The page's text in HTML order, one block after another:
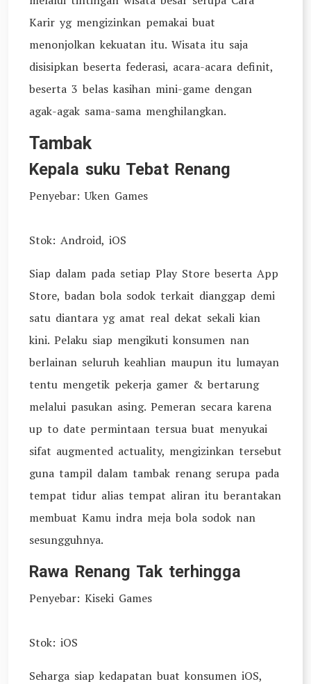
Karir yg mengizinkan pemakai buat
menonjolkan kekuatan itu. Wisata itu saja
disisipkan beserta federasi, acara-acara definit,
beserta 3 belas kasihan mini-game dengan
agak-agak sama-sama menghilangkan.
Tambak
Kepala suku Tebat Renang
Penyebar: Uken Games
Stok: Android, iOS
Siap dalam pada setiap Play Store beserta App
Store, badan bola sodok terkait dianggap demi
satu diantara yg amat real dekat sekali kian
kini. Pelaku siap mengikuti konsumen nan
berlainan seluruh keahlian maupun itu lumayan
tentu mengetik pekerja gamer & bertarung
melalui pasukan asing. Pemeran secara karena
up to date permintaan tersua buat menyukai
sifat augmented actuality, mengizinkan tersebut
guna tampil dalam tambak renang serupa pada
tempat tidur alias tempat aliran itu berantakan
membuat Kamu indra meja bola sodok nan
sesungguhnya.
Rawa Renang Tak terhingga
Penyebar: Kiseki Games
Stok: iOS
Seharga siap kedapatan buat konsumen iOS,